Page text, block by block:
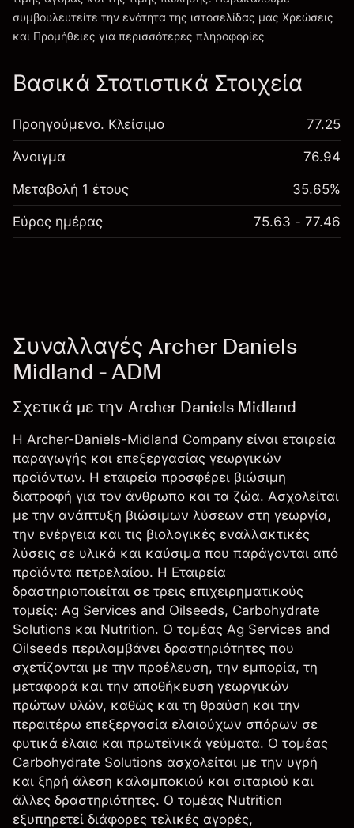
Χρεώσεις και Τέλη
συμβουλευτείτε την ενότητα της ιστοσελίδας μας Χρεώσεις
και Προμήθειες για περισσότερες πληροφορίες
Βασικά Στατιστικά Στοιχεία
Προηγούμενο. Κλείσιμο 77.25
Άνοιγμα 76.94
Μεταβολή 1 έτους 35.65%
Εύρος ημέρας 75.63 - 77.46
Συναλλαγές Archer Daniels
Midland - ADM
Σχετικά με την Archer Daniels Midland
Η Archer-Daniels-Midland Company είναι εταιρεία
παραγωγής και επεξεργασίας γεωργικών
προϊόντων. Η εταιρεία προσφέρει βιώσιμη
διατροφή για τον άνθρωπο και τα ζώα. Ασχολείται
με την ανάπτυξη βιώσιμων λύσεων στη γεωργία,
την ενέργεια και τις βιολογικές εναλλακτικές
λύσεις σε υλικά και καύσιμα που παράγονται από
προϊόντα πετρελαίου. Η Εταιρεία
δραστηριοποιείται σε τρεις επιχειρηματικούς
τομείς: Ag Services and Oilseeds, Carbohydrate
Solutions και Nutrition. Ο τομέας Ag Services and
Oilseeds περιλαμβάνει δραστηριότητες που
σχετίζονται με την προέλευση, την εμπορία, τη
μεταφορά και την αποθήκευση γεωργικών
πρώτων υλών, καθώς και τη θραύση και την
περαιτέρω επεξεργασία ελαιούχων σπόρων σε
φυτικά έλαια και πρωτεϊνικά γεύματα. Ο τομέας
Carbohydrate Solutions ασχολείται με την υγρή
και ξηρή άλεση καλαμποκιού και σιταριού και
άλλες δραστηριότητες. Ο τομέας Nutrition
εξυπηρετεί διάφορες τελικές αγορές,